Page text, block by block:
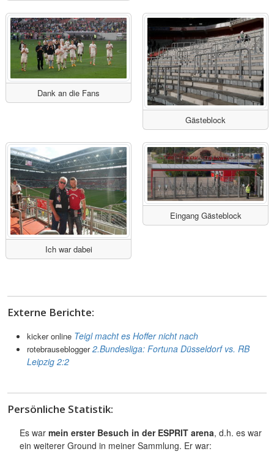
Dank an die Fans
Gästeblock
Ich war dabei
Eingang Gästeblock
Externe Berichte:
kicker online Teigl macht es Hoffer nicht nach
rotebrauseblogger2.Bundesliga: Fortuna Düsseldorf vs. RB
Leipzig 2:2
Persönliche Statistik:
Es war mein erster Besuch in der ESPRIT arena, d.h. es war
ein weiterer Ground in meiner Sammlung. Er war: